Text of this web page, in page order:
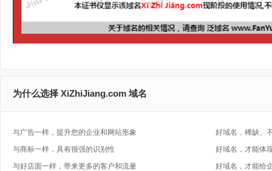
为什么选择 XiZhiJiang.com 域名
与广告一样，提升您的企业和网站形象
好域名，稀缺、
与商标一样，具有很强的识别性
好域名，才能体
与好店面一样，带来更多的客户和流量
好域名，才能给